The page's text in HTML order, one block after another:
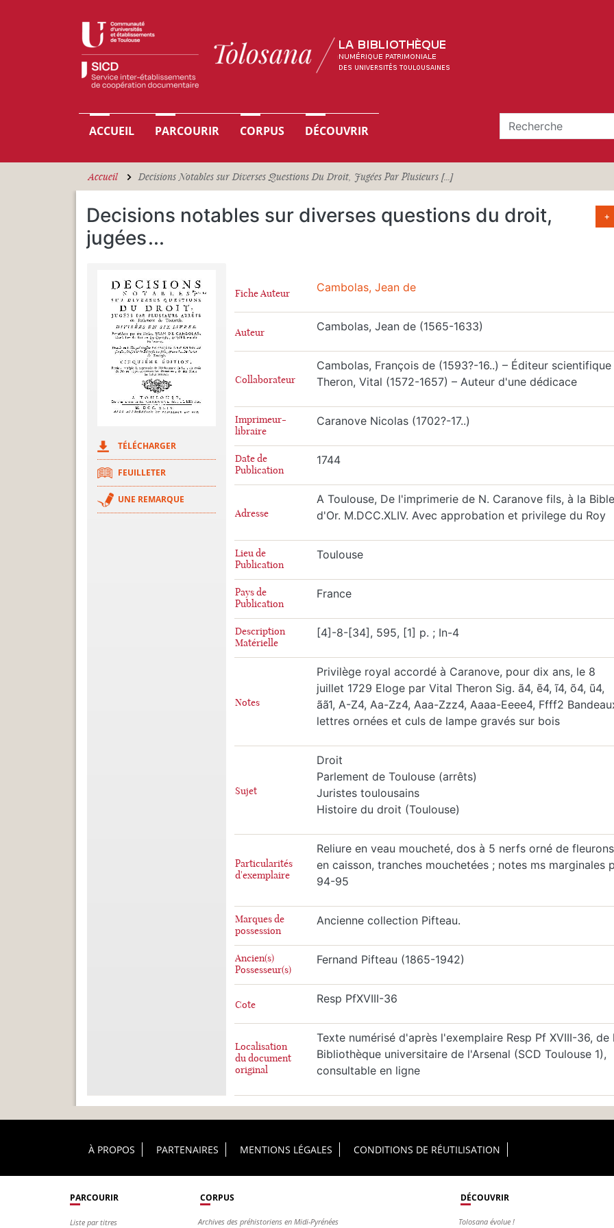
Navigation principale
ACCUEIL PARCOURIR CORPUS DÉCOUVRIR
Accueil Decisions Notables sur Diverses Questions Du Droit, Jugées Par Plusieurs [...]
Decisions notables sur diverses questions du droit,
jugées...
+
TÉLÉCHARGER
FEUILLETER
UNE REMARQUE
Fiche Auteur Cambolas, Jean de
Auteur Cambolas, Jean de (1565-1633)
Collaborateur
Cambolas, François de (1593?-16..) – Éditeur scientifique
Theron, Vital (1572-1657) – Auteur d'une dédicace
Imprimeur-
libraire
Caranove Nicolas (1702?-17..)
Date de
Publication
1744
Adresse
A Toulouse, De l'imprimerie de N. Caranove fils, à la Bible
d'Or. M.DCC.XLIV. Avec approbation et privilege du Roy
Lieu de
Publication
Toulouse
Pays de
Publication
France
Description
Matérielle
[4]-8-[34], 595, [1] p. ; In-4
Notes
Privilège royal accordé à Caranove, pour dix ans, le 8
juillet 1729 Eloge par Vital Theron Sig. ã4, ẽ4, ĩ4, õ4, ũ4,
ãã1, A-Z4, Aa-Zz4, Aaa-Zzz4, Aaaa-Eeee4, Ffff2
lettres ornées et culs de lampe gravés sur bois
Sujet
Droit
Parlement de Toulouse (arrêts)
Juristes toulousains
Histoire du droit (Toulouse)
Particularités
d'exemplaire
Reliure en veau moucheté, dos à 5 nerfs orné de fleurons
en caisson, tranches mouchetées ; notes ms marginales
94-95
Marques de
possession
Ancienne collection Pifteau.
Ancien(s)
Possesseur(s)
Fernand Pifteau (1865-1942)
Cote Resp PfXVIII-36
Localisation
du document
original
Texte numérisé d'après l'exemplaire Resp Pf XVIII-36, de
Bibliothèque universitaire de l'Arsenal (SCD Toulouse 1),
consultable en ligne
Footer Principal
À PROPOS PARTENAIRES MENTIONS LÉGALES CONDITIONS DE RÉUTILISATION
PARCOURIR
Liste par titres
CORPUS
Archives des préhistoriens en Midi-Pyrénées
DÉCOUVRIR
Tolosana évolue !